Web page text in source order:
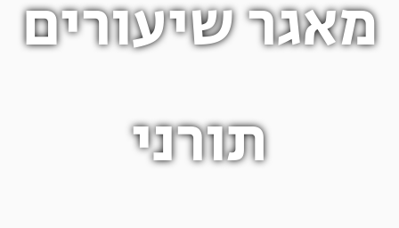
מאגר שיעורים
תורני